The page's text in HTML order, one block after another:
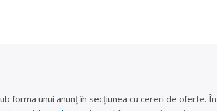
forma unui anunț în secțiunea cu cereri de oferte.